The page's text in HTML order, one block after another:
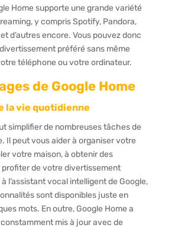
Home supporte une grande variété
y compris Spotify, Pandora,
d’autres encore. Vous pouvez donc
préféré sans même
téléphone ou votre ordinateur.
de Google Home
la vie quotidienne
simplifier de nombreuses tâches de
Il peut vous aider à organiser votre
votre maison, à obtenir des
de votre divertissement
l’assistant vocal intelligent de Google,
sont disponibles juste en
mots. En outre, Google Home a
constamment mis à jour avec de